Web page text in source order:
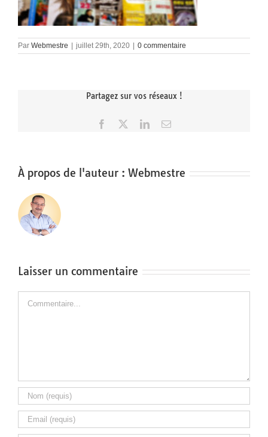
Par Webmestre juillet 29th, 2020 0 commentaire
Partagez sur vos réseaux !
Facebook LinkedInEmail
À propos de l'auteur : Webmestre
Laisser un commentaire